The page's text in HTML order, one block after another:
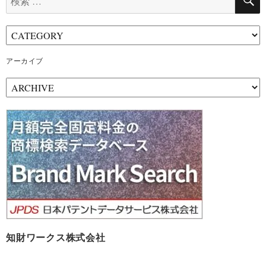
索:
アーカイブ
ー
カ
イ
ブ
知財ワークス株式会社